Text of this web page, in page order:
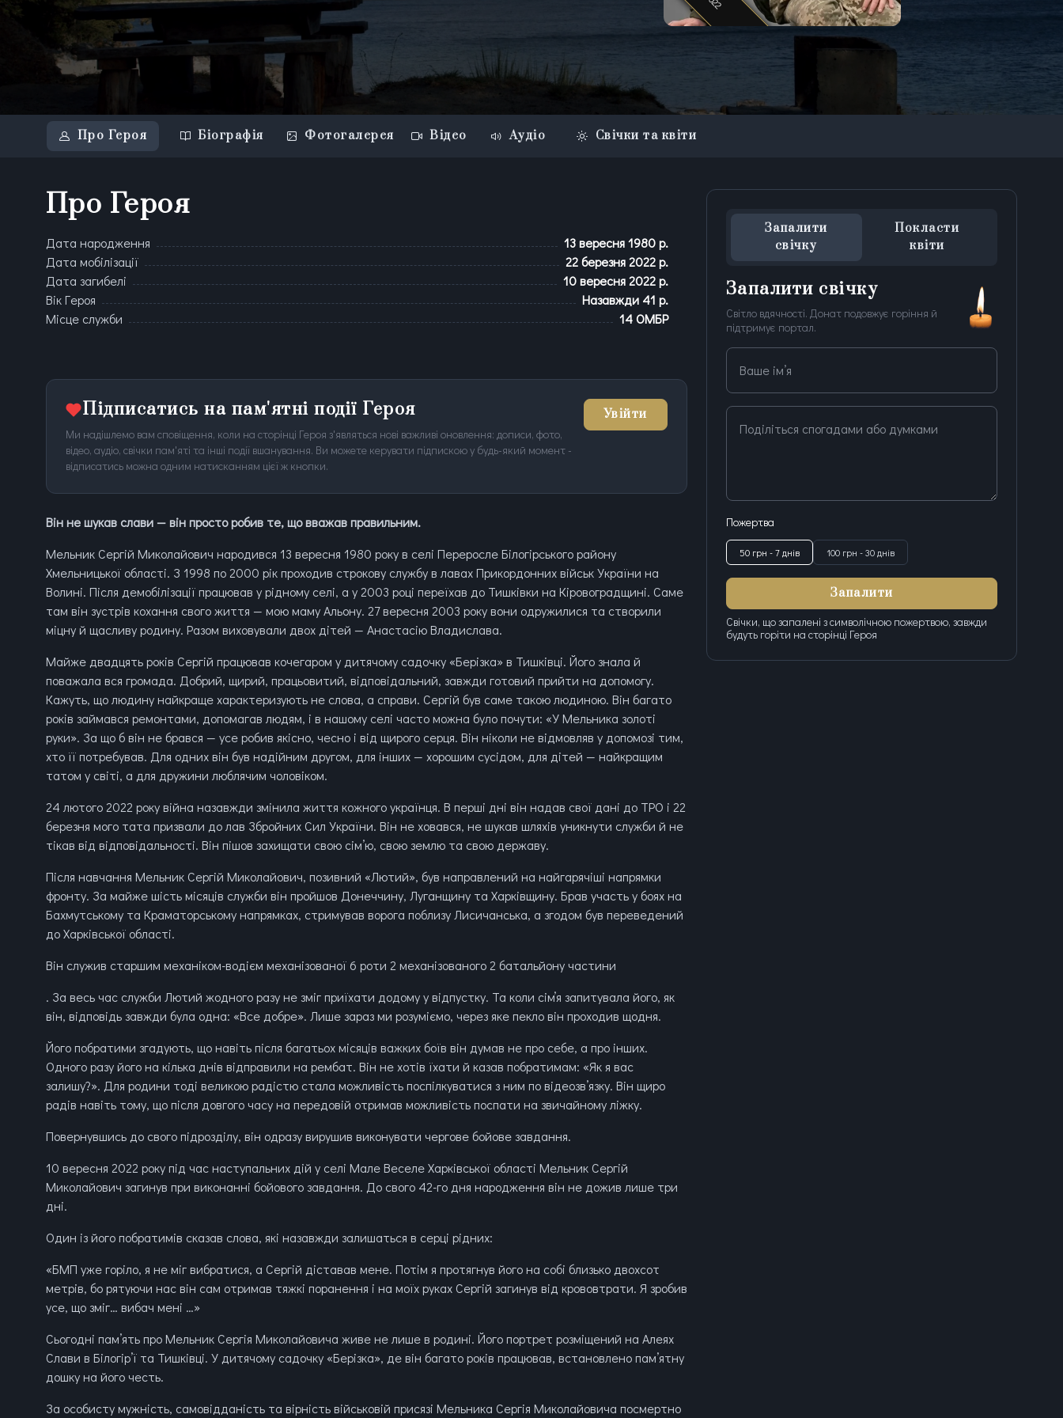
Про Героя Біографія Фотогалерея Відео Аудіо Свічки та квіти
Про Героя
Дата народження
13 вересня 1980 р.
Дата мобілізації
22 березня 2022 р.
Дата загибелі
10 вересня 2022 р.
Вік Героя
Назавжди 41 р.
Місце служби
14 ОМБР
Підписатись на пам'ятні події Героя
Ми надішлемо вам сповіщення, коли на сторінці Героя з'являться нові важливі оновлення: дописи, фото,
відео, аудіо, свічки пам'яті та інші події вшанування. Ви можете керувати підпискою у будь-який момент -
відписатись можна одним натисканням цієї ж кнопки.
Увійти
Він не шукав слави — він просто робив те, що вважав правильним.
Мельник Сергій Миколайович народився 13 вересня 1980 року в селі Переросле Білогірського району
Хмельницької області. З 1998 по 2000 рік проходив строкову службу в лавах Прикордонних військ України на
Волині. Після демобілізації працював у рідному селі, а у 2003 році переїхав до Тишківки на Кіровоградщині. Саме
там він зустрів кохання свого життя — мою маму Альону. 27 вересня 2003 року вони одружилися та створили
міцну й щасливу родину. Разом виховували двох дітей — Анастасію Владислава.
Майже двадцять років Сергій працював кочегаром у дитячому садочку «Берізка» в Тишківці. Його знала й
поважала вся громада. Добрий, щирий, працьовитий, відповідальний, завжди готовий прийти на допомогу.
Кажуть, що людину найкраще характеризують не слова, а справи. Сергій був саме такою людиною. Він багато
років займався ремонтами, допомагав людям, і в нашому селі часто можна було почути: «У Мельника золоті
руки». За що б він не брався — усе робив якісно, чесно і від щирого серця. Він ніколи не відмовляв у допомозі тим,
хто її потребував. Для одних він був надійним другом, для інших — хорошим сусідом, для дітей — найкращим
татом у світі, а для дружини люблячим чоловіком.
24 лютого 2022 року війна назавжди змінила життя кожного українця. В перші дні він надав свої дані до ТРО і 22
березня мого тата призвали до лав Збройних Сил України. Він не ховався, не шукав шляхів уникнути служби й не
тікав від відповідальності. Він пішов захищати свою сім’ю, свою землю та свою державу.
Після навчання Мельник Сергій Миколайович, позивний «Лютий», був направлений на найгарячіші напрямки
фронту. За майже шість місяців служби він пройшов Донеччину, Луганщину та Харківщину. Брав участь у боях на
Бахмутському та Краматорському напрямках, стримував ворога поблизу Лисичанська, а згодом був переведений
до Харківської області.
Він служив старшим механіком-водієм механізованої 6 роти 2 механізованого 2 батальйону частини
. За весь час служби Лютий жодного разу не зміг приїхати додому у відпустку. Та коли сімʼя запитувала його, як
він, відповідь завжди була одна: «Все добре». Лише зараз ми розуміємо, через яке пекло він проходив щодня.
Його побратими згадують, що навіть після багатьох місяців важких боїв він думав не про себе, а про інших.
Одного разу його на кілька днів відправили на рембат. Він не хотів їхати й казав побратимам: «Як я вас
залишу?». Для родини тоді великою радістю стала можливість поспілкуватися з ним по відеозв’язку. Він щиро
радів навіть тому, що після довгого часу на передовій отримав можливість поспати на звичайному ліжку.
Повернувшись до свого підрозділу, він одразу вирушив виконувати чергове бойове завдання.
10 вересня 2022 року під час наступальних дій у селі Мале Веселе Харківської області Мельник Сергій
Миколайович загинув при виконанні бойового завдання. До свого 42-го дня народження він не дожив лише три
дні.
Один із його побратимів сказав слова, які назавжди залишаться в серці рідних:
«БМП уже горіло, я не міг вибратися, а Сергій діставав мене. Потім я протягнув його на собі близько двохсот
метрів, бо рятуючи нас він сам отримав тяжкі поранення і на моїх руках Сергій загинув від крововтрати. Я зробив
усе, що зміг… вибач мені …»
Сьогодні пам’ять про Мельник Сергія Миколайовича живе не лише в родині. Його портрет розміщений на Алеях
Слави в Білогір’ї та Тишківці. У дитячому садочку «Берізка», де він багато років працював, встановлено пам’ятну
дошку на його честь.
За особисту мужність, самовідданість та вірність військовій присязі Мельника Сергія Миколайовича посмертно
Запалити
свічку
Покласти
квіти
Запалити свічку
Світло вдячності. Донат подовжує горіння й
підтримує портал.
Ваше ім’я
Поділіться спогадами або думками
Пожертва
50 грн - 7 днів 100 грн - 30 днів
Запалити
Свічки, що запалені з символічною пожертвою, завжди
будуть горіти на сторінці Героя